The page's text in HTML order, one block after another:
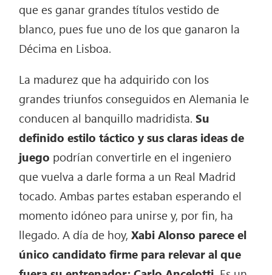
que es ganar grandes títulos vestido de
blanco, pues fue uno de los que ganaron la
Décima en Lisboa.
La madurez que ha adquirido con los
grandes triunfos conseguidos en Alemania le
conducen al banquillo madridista. Su
definido estilo táctico y sus claras ideas de
juego podrían convertirle en el ingeniero
que vuelva a darle forma a un Real Madrid
tocado. Ambas partes estaban esperando el
momento idóneo para unirse y, por fin, ha
llegado. A día de hoy, Xabi Alonso parece el
único candidato firme para relevar al que